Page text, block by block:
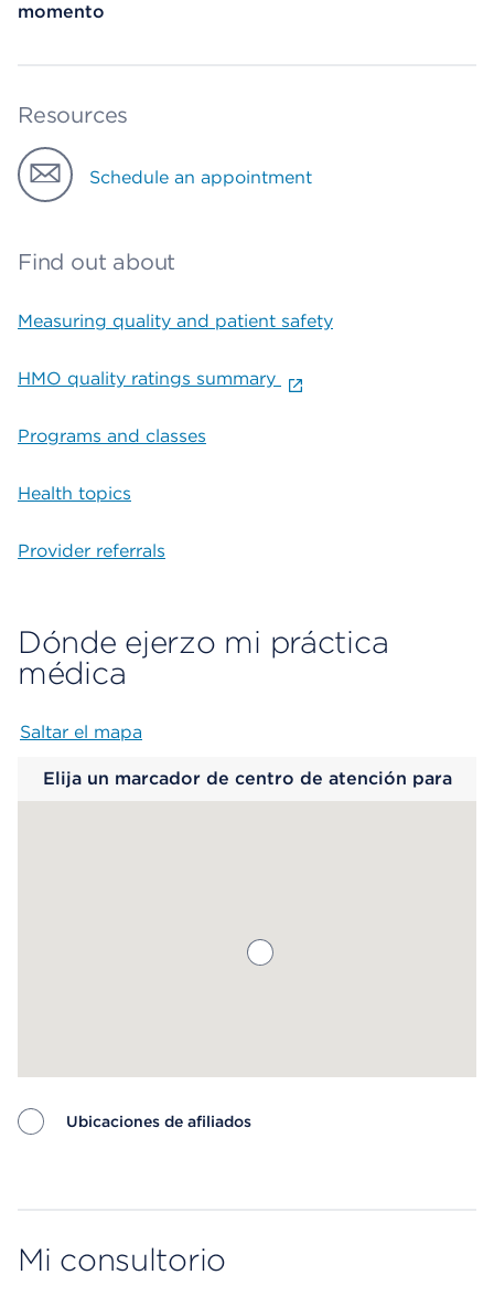
momento
Resources
Schedule an appointment
Find out about
Measuring quality and patient safety
HMO quality ratings summary
Programs and classes
Health topics
Provider referrals
Dónde ejerzo mi práctica
médica
Saltar el mapa
Elija un marcador de centro de atención para
Ubicaciones de afiliados
Mi consultorio